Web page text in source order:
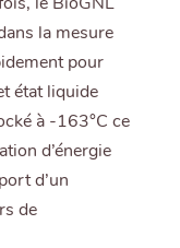
la mesure
pour
état liquide
à -163°C ce
d’énergie
d’un
de